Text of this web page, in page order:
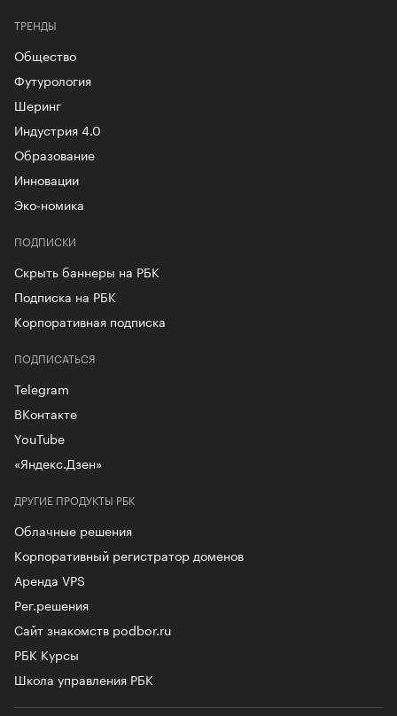
ТРЕНДЫ
Общество
Футурология
Шеринг
Индустрия 4.0
Образование
Инновации
Эко-номика
ПОДПИСКИ
Скрыть баннеры на РБК
Подписка на РБК
Корпоративная подписка
ДРУГИЕ ПРОДУКТЫ РБК
Облачные решения
Корпоративный регистратор доменов
Аренда VPS
Рег.решения
Сайт знакомств podbor.ru
РБК Курсы
Школа управления РБК
ПОДПИСАТЬСЯ
Telegram
ВКонтакте
YouTube
«Яндекс.Дзен»